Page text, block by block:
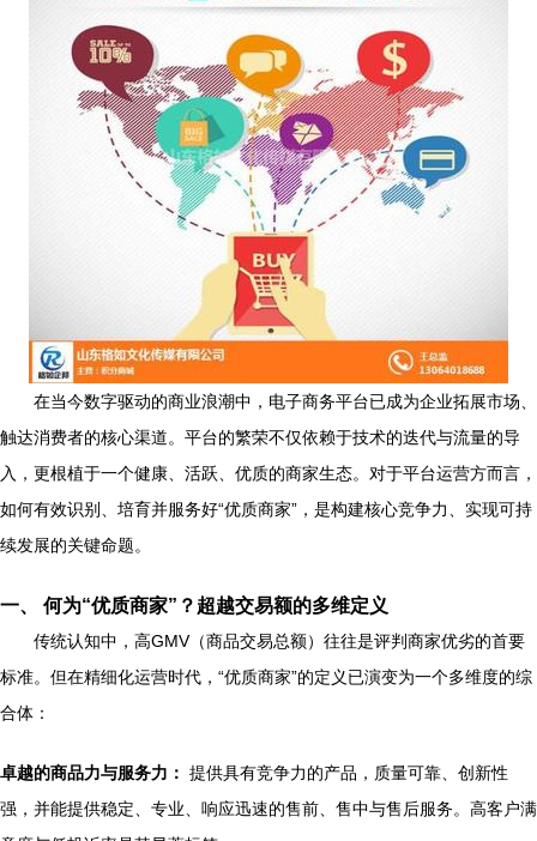
在当今数字驱动的商业浪潮中，电子商务平台已成为企业拓展市场、
触达消费者的核心渠道。平台的繁荣不仅依赖于技术的迭代与流量的导
入，更根植于一个健康、活跃、优质的商家生态。对于平台运营方而言，
如何有效识别、培育并服务好“优质商家”，是构建核心竞争力、实现可持
续发展的关键命题。
一、 何为“优质商家”？超越交易额的多维定义
传统认知中，高GMV（商品交易总额）往往是评判商家优劣的首要
标准。但在精细化运营时代，“优质商家”的定义已演变为一个多维度的综
合体：
卓越的商品力与服务力： 提供具有竞争力的产品，质量可靠、创新性
强，并能提供稳定、专业、响应迅速的售前、售中与售后服务。高客户满